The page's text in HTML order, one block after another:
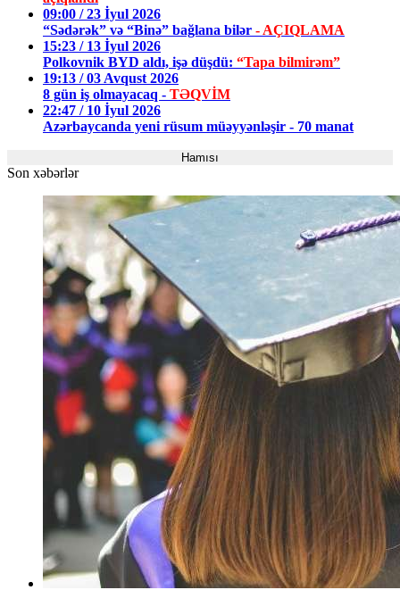
09:00 / 23 İyul 2026
“Sədərək” və “Binə” bağlana bilər - AÇIQLAMA
15:23 / 13 İyul 2026
Polkovnik BYD aldı, işə düşdü: “Tapa bilmirəm”
19:13 / 03 Avqust 2026
8 gün iş olmayacaq - TƏQVİM
22:47 / 10 İyul 2026
Azərbaycanda yeni rüsum müəyyənləşir - 70 manat
Hamısı
Son xəbərlər